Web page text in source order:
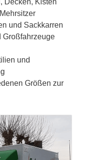
Decken, Kisten
und Sackkarren
Großfahrzeuge
und
Größen zur